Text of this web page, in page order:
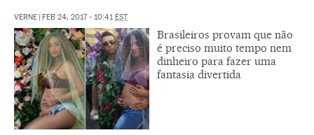
VERNE | FEB 24, 2017 - 10:41EST
Brasileiros provam que não
é preciso muito tempo nem
dinheiro para fazer uma
fantasia divertida